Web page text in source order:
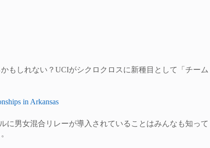
もしれない？UCIがシクロクロスに新種目として「チーム
in Arkansas
に男女混合リレーが導入されていることはみんなも知って